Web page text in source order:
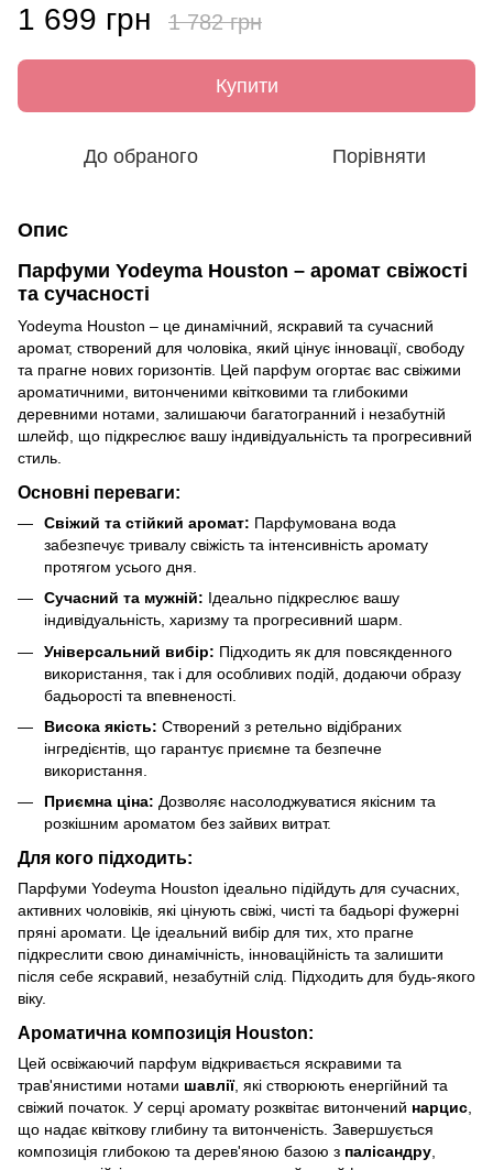
1 699 грн 1 782 грн
Купити
До обраного Порівняти
Опис
Парфуми Yodeyma Houston – аромат свіжості
та сучасності
Yodeyma Houston – це динамічний, яскравий та сучасний
аромат, створений для чоловіка, який цінує інновації, свободу
та прагне нових горизонтів. Цей парфум огортає вас свіжими
ароматичними, витонченими квітковими та глибокими
деревними нотами, залишаючи багатогранний і незабутній
шлейф, що підкреслює вашу індивідуальність та прогресивний
стиль.
Основні переваги:
Свіжий та стійкий аромат: Парфумована вода
забезпечує тривалу свіжість та інтенсивність аромату
протягом усього дня.
Сучасний та мужній: Ідеально підкреслює вашу
індивідуальність, харизму та прогресивний шарм.
Універсальний вибір: Підходить як для повсякденного
використання, так і для особливих подій, додаючи образу
бадьорості та впевненості.
Висока якість: Створений з ретельно відібраних
інгредієнтів, що гарантує приємне та безпечне
використання.
Приємна ціна: Дозволяє насолоджуватися якісним та
розкішним ароматом без зайвих витрат.
Для кого підходить:
Парфуми Yodeyma Houston ідеально підійдуть для сучасних,
активних чоловіків, які цінують свіжі, чисті та бадьорі фужерні
пряні аромати. Це ідеальний вибір для тих, хто прагне
підкреслити свою динамічність, інноваційність та залишити
після себе яскравий, незабутній слід. Підходить для будь-якого
віку.
Ароматична композиція Houston:
Цей освіжаючий парфум відкривається яскравими та
трав'янистими нотами шавлії, які створюють енергійний та
свіжий початок. У серці аромату розквітає витончений нарцис
що надає квіткову глибину та витонченість. Завершується
композиція глибокою та дерев'яною базою з палісандру